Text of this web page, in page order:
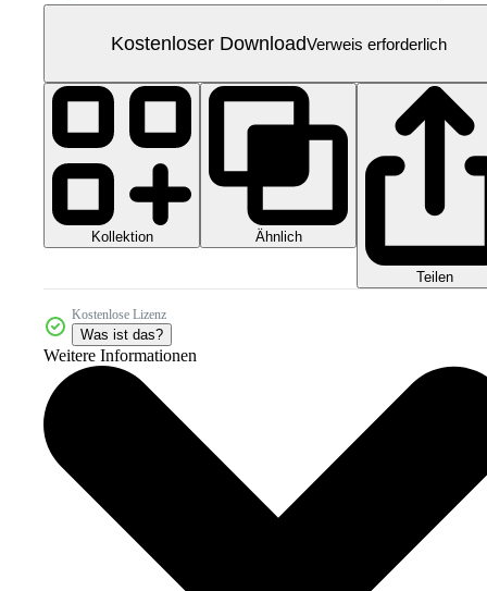
Kostenloser DownloadVerweis erforderlich
Kollektion Ähnlich
Teilen
Kostenlose Lizenz
Was ist das?
Weitere Informationen